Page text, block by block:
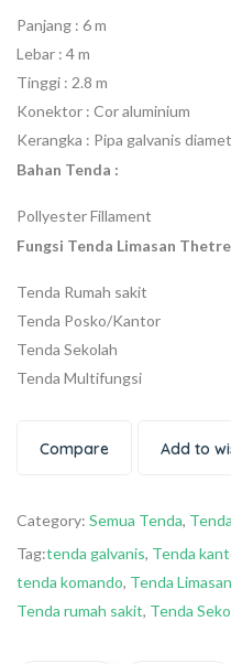
Panjang : 6 m
Lebar : 4 m
Tinggi : 2.8 m
Konektor : Cor aluminium
Kerangka : Pipa galvanis
Bahan Tenda :
Pollyester Fillament
Fungsi Tenda Limasan
Tenda Rumah sakit
Tenda Posko/Kantor
Tenda Sekolah
Tenda Multifungsi
Compare Add to
Category: Semua Tenda,
Tag:tenda galvanis, Tenda
tenda komando, Tenda Limasan
Tenda rumah sakit, Tenda